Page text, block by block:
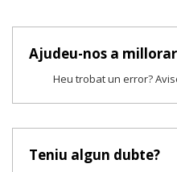
Ajudeu-nos a millorar
Heu trobat un error?
Teniu algun dubte?